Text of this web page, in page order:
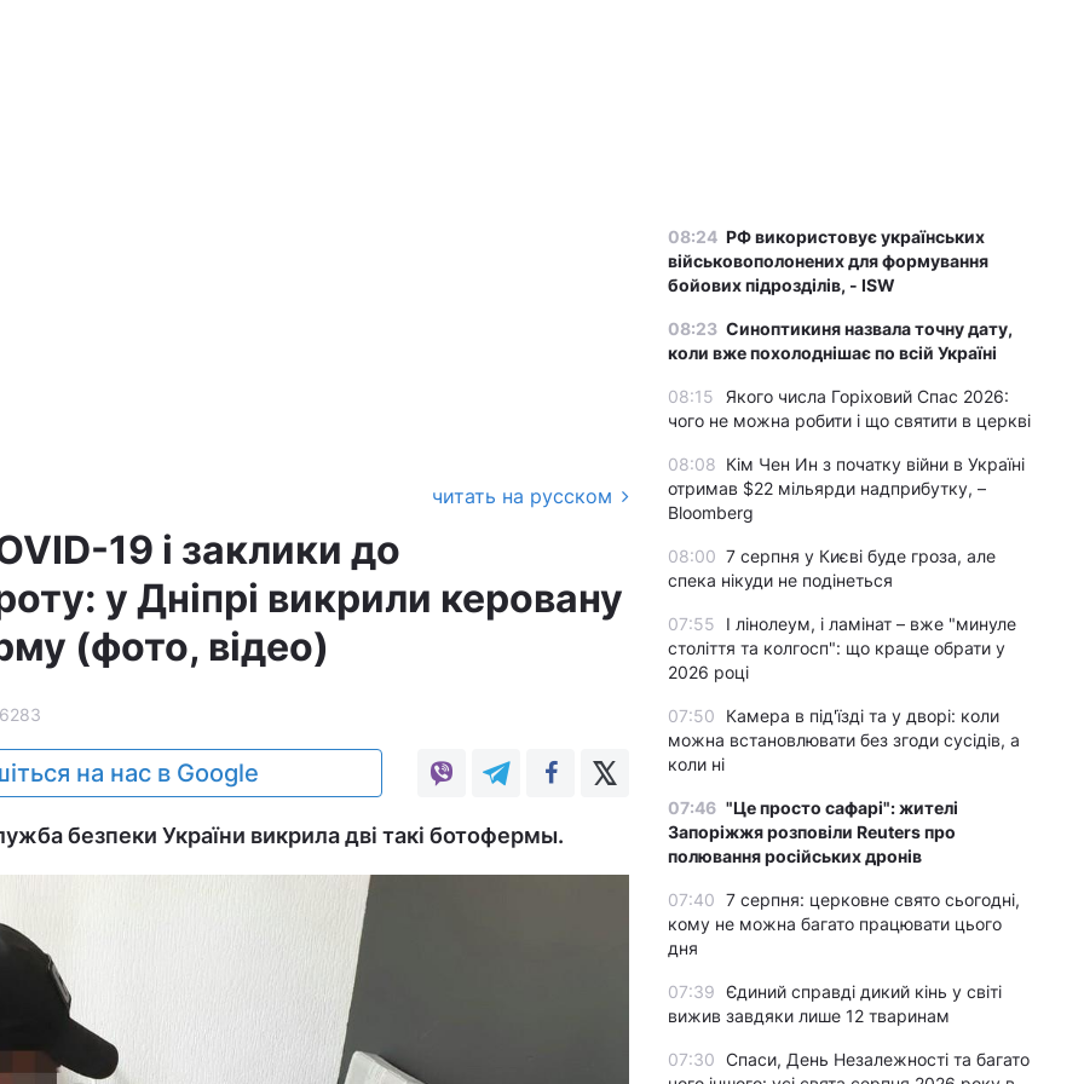
читать на русском
19 і заклики до
у Дніпрі викрили керовану
(фото, відео)
6283
на нас в Google
безпеки України викрила дві такі ботофермы.
08:24 РФ використовує українських
військовополонених для формування
бойових підрозділів, - ISW
08:23 Синоптикиня назвала точну дату,
коли вже похолоднішає по всій Україні
08:15
Якого числа Горіховий Спас 2026:
чого не можна робити і що святити в церкві
08:08 Кім Чен Ин з початку війни в Україні
отримав $22 мільярди надприбутку, –
Bloomberg
08:00 7 серпня у Києві буде гроза, але
спека нікуди не подінеться
07:55
І лінолеум, і ламінат – вже "минуле
століття та колгосп": що краще обрати у
2026 році
07:50
Камера в під'їзді та у дворі: коли
можна встановлювати без згоди сусідів, а
коли ні
07:46 "Це просто сафарі": жителі
Запоріжжя розповіли Reuters про
полювання російських дронів
07:40 7 серпня: церковне свято сьогодні,
кому не можна багато працювати цього
дня
07:39 Єдиний справді дикий кінь у світі
вижив завдяки лише 12 тваринам
07:30 Спаси, День Незалежності та багато